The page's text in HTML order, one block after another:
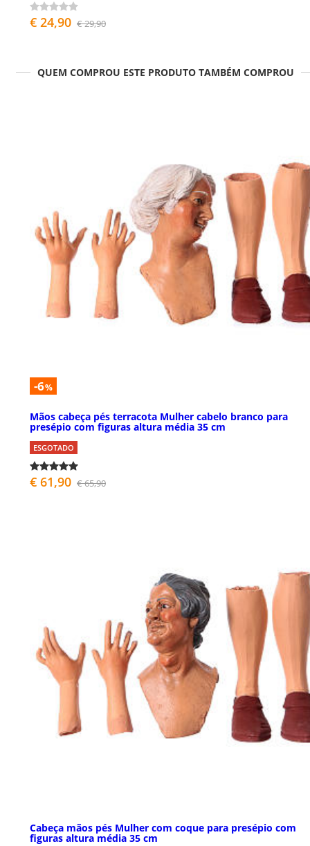
€ 24,90 € 29,90
QUEM COMPROU ESTE PRODUTO TAMBÉM COMPROU
-6%
Mãos cabeça pés terracota Mulher cabelo branco para
presépio com figuras altura média 35 cm
ESGOTADO
€ 61,90 € 65,90
Cabeça mãos pés Mulher com coque para presépio com
figuras altura média 35 cm